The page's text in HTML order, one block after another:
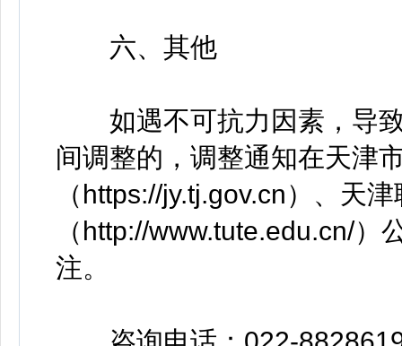
六、其他
如遇不可抗力因素，导致
间调整的，调整通知在天津
（https://jy.tj.gov.cn）、天
（http://www.tute.edu.cn/
注。